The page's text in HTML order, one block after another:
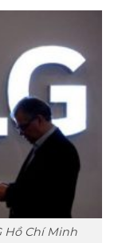
Hồ Chí Minh